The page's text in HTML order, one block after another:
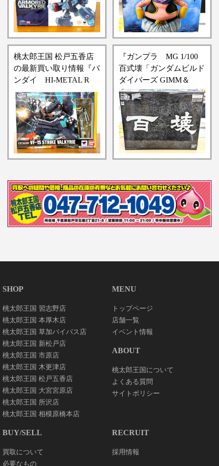
ュア』
MASTERLISE フィギュ
ア』
桃太郎王国 松戸五香店
の最新買い取り情報『バ
ンダイ HI-METAL ​R ​
VF-1Sストライクバルキ
リー(ロイ・フォッカ
ー・スペシャル) ​「超時
空要塞マクロス ​愛・お
ぼえていますか」 ​魂ウ
ェブ商店限定』
『ガンプラ MG 1/100
百式壊「ガンダムビルド
ダイバーズ ​GIMM＆
BALL’s ​World ​
Challenge」』買い取りさ
せていただきました！！
【桃太郎王国 松戸五香
店の買取情報をお知らせ
します】
SHOP
桃太郎王国 習志野店
桃太郎王国 本厚木店
桃太郎王国 草加バイパス店
桃太郎王国 新松戸店
桃太郎王国 市原店
桃太郎王国 木更津店
桃太郎王国 松戸五香店
桃太郎王国 大宮宮原店
桃太郎王国 所沢店
桃太郎王国 相模原橋本店
MENU
トップページ
店舗一覧
イベント情報
ABOUT
桃太郎王国について
よくある質問
サイトポリシー
BUY/SELL
買取について
必要なもの
RECRUIT
採用情報